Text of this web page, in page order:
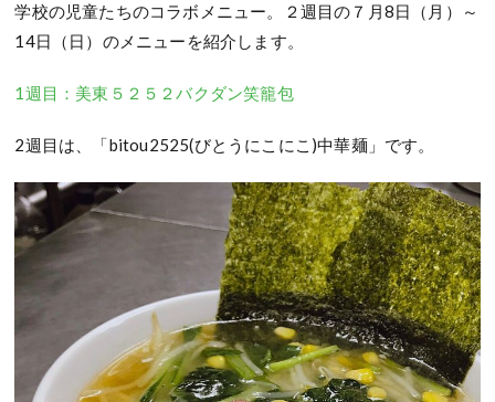
学校の児童たちのコラボメニュー。２週目の７月8日（月）～
14日（日）のメニューを紹介します。
1週目：美東５２５２バクダン笑籠包
2週目は、「bitou2525(びとうにこにこ)中華麺」です。